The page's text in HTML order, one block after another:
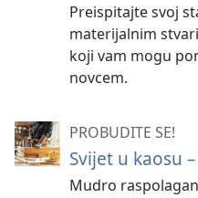
Preispitajte svoj
materijalnim
koji vam mogu
novcem.
PROBUDITE SE!
Svijet u kaosu
Mudro